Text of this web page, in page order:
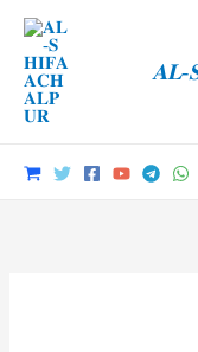
content
𝐀𝐋-